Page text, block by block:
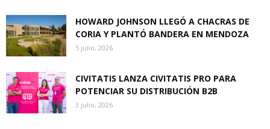
HOWARD JOHNSON LLEGÓ A CHACRAS DE
CORIA Y PLANTÓ BANDERA EN MENDOZA
5 julio, 2026
CIVITATIS LANZA CIVITATIS PRO PARA
POTENCIAR SU DISTRIBUCIÓN B2B
3 julio, 2026